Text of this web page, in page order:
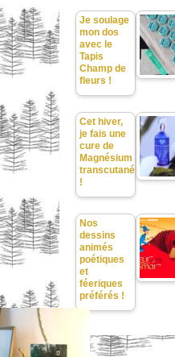
Je soulage
mon dos
avec le
Tapis
Champ de
fleurs !
Cet hiver,
je fais une
cure de
Magnésium
transcutané
!
Nos
dessins
animés
poétiques
et
féeriques
préférés !